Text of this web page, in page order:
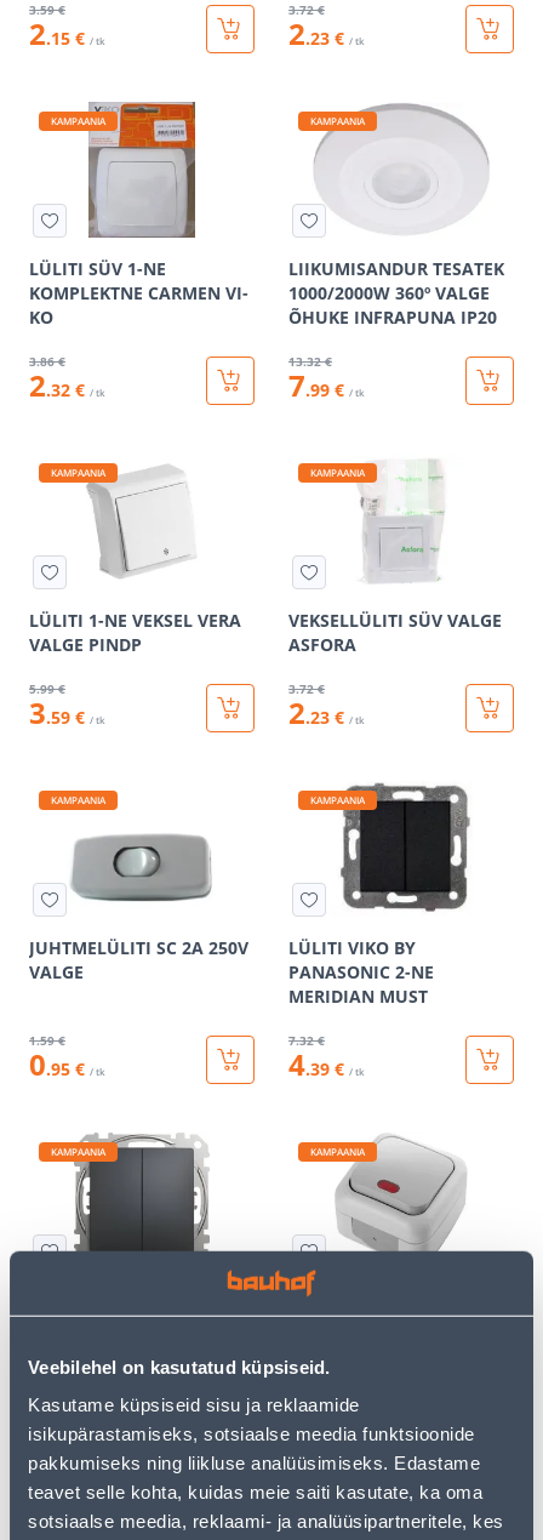
Veebilehel on kasutatud küpsiseid.
Kasutame küpsiseid sisu ja reklaamide
isikupärastamiseks, sotsiaalse meedia funktsioonide
pakkumiseks ning liikluse analüüsimiseks. Edastame
teavet selle kohta, kuidas meie saiti kasutate, ka oma
sotsiaalse meedia, reklaami- ja analüüsipartneritele, kes
3.59 €
2.15 € / tk
3.72 €
2.23 € / tk
KAMPAANIA
LÜLITI SÜV 1-NE
KOMPLEKTNE CARMEN VI-
KO
3.86 €
2.32 € / tk
KAMPAANIA
LIIKUMISANDUR TESATEK
1000/2000W 360º VALGE
ÕHUKE INFRAPUNA IP20
13.32 €
7.99 € / tk
KAMPAANIA
LÜLITI 1-NE VEKSEL VERA
VALGE PINDP
5.99 €
3.59 € / tk
KAMPAANIA
VEKSELLÜLITI SÜV VALGE
ASFORA
3.72 €
2.23 € / tk
KAMPAANIA
JUHTMELÜLITI SC 2A 250V
VALGE
1.59 €
0.95 € / tk
KAMPAANIA
LÜLITI VIKO BY
PANASONIC 2-NE
MERIDIAN MUST
7.32 €
4.39 € / tk
KAMPAANIA
SCHNEIDER-ELECTRIC
ANTRATSIIT
14.66 €
8.80 €
KAMPAANIA
LÜLITI 1-NE NK.HALL
TULEGA VIKO IP54
8.39 €
5.03 €
KAMPAANIA KAMPAANIA